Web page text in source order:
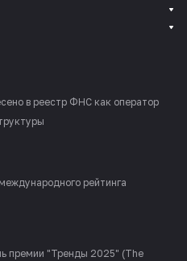
в реестр ФНС как оператор
рейтинга
премии "Тренды 2025" (The